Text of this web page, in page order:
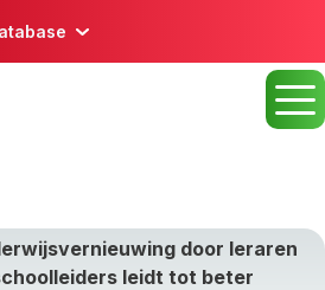
door leraren
leidt tot beter